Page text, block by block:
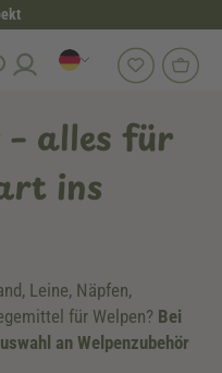
– alles für
ins
Leine, Näpfen,
für Welpen? Bei
an Welpenzubehör